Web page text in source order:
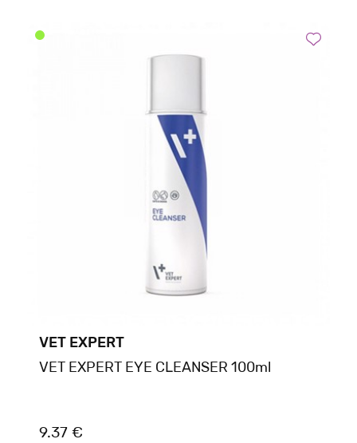
VET EXPERT
VET EXPERT EYE CLEANSER 100ml
9.37 €